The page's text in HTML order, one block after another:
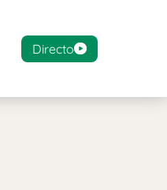
Directo